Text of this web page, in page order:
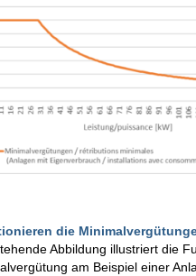
die
Abbildung illustriert die
am Beispiel einer